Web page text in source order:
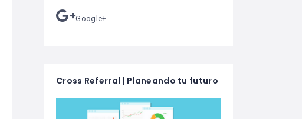
Google+
Cross Referral | Planeando tu futuro